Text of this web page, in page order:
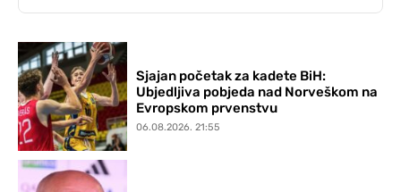
Sjajan početak za kadete BiH:
Ubjedljiva pobjeda nad Norveškom na
Evropskom prvenstvu
06.08.2026. 21:55